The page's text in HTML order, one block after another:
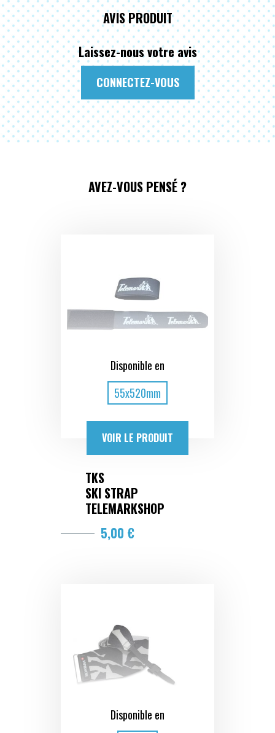
AVIS PRODUIT
Laissez-nous votre avis
CONNECTEZ-VOUS
AVEZ-VOUS PENSÉ ?
Disponible en
55x520mm
VOIR LE PRODUIT
TKS
SKI STRAP
TELEMARKSHOP
5,00 €
Disponible en